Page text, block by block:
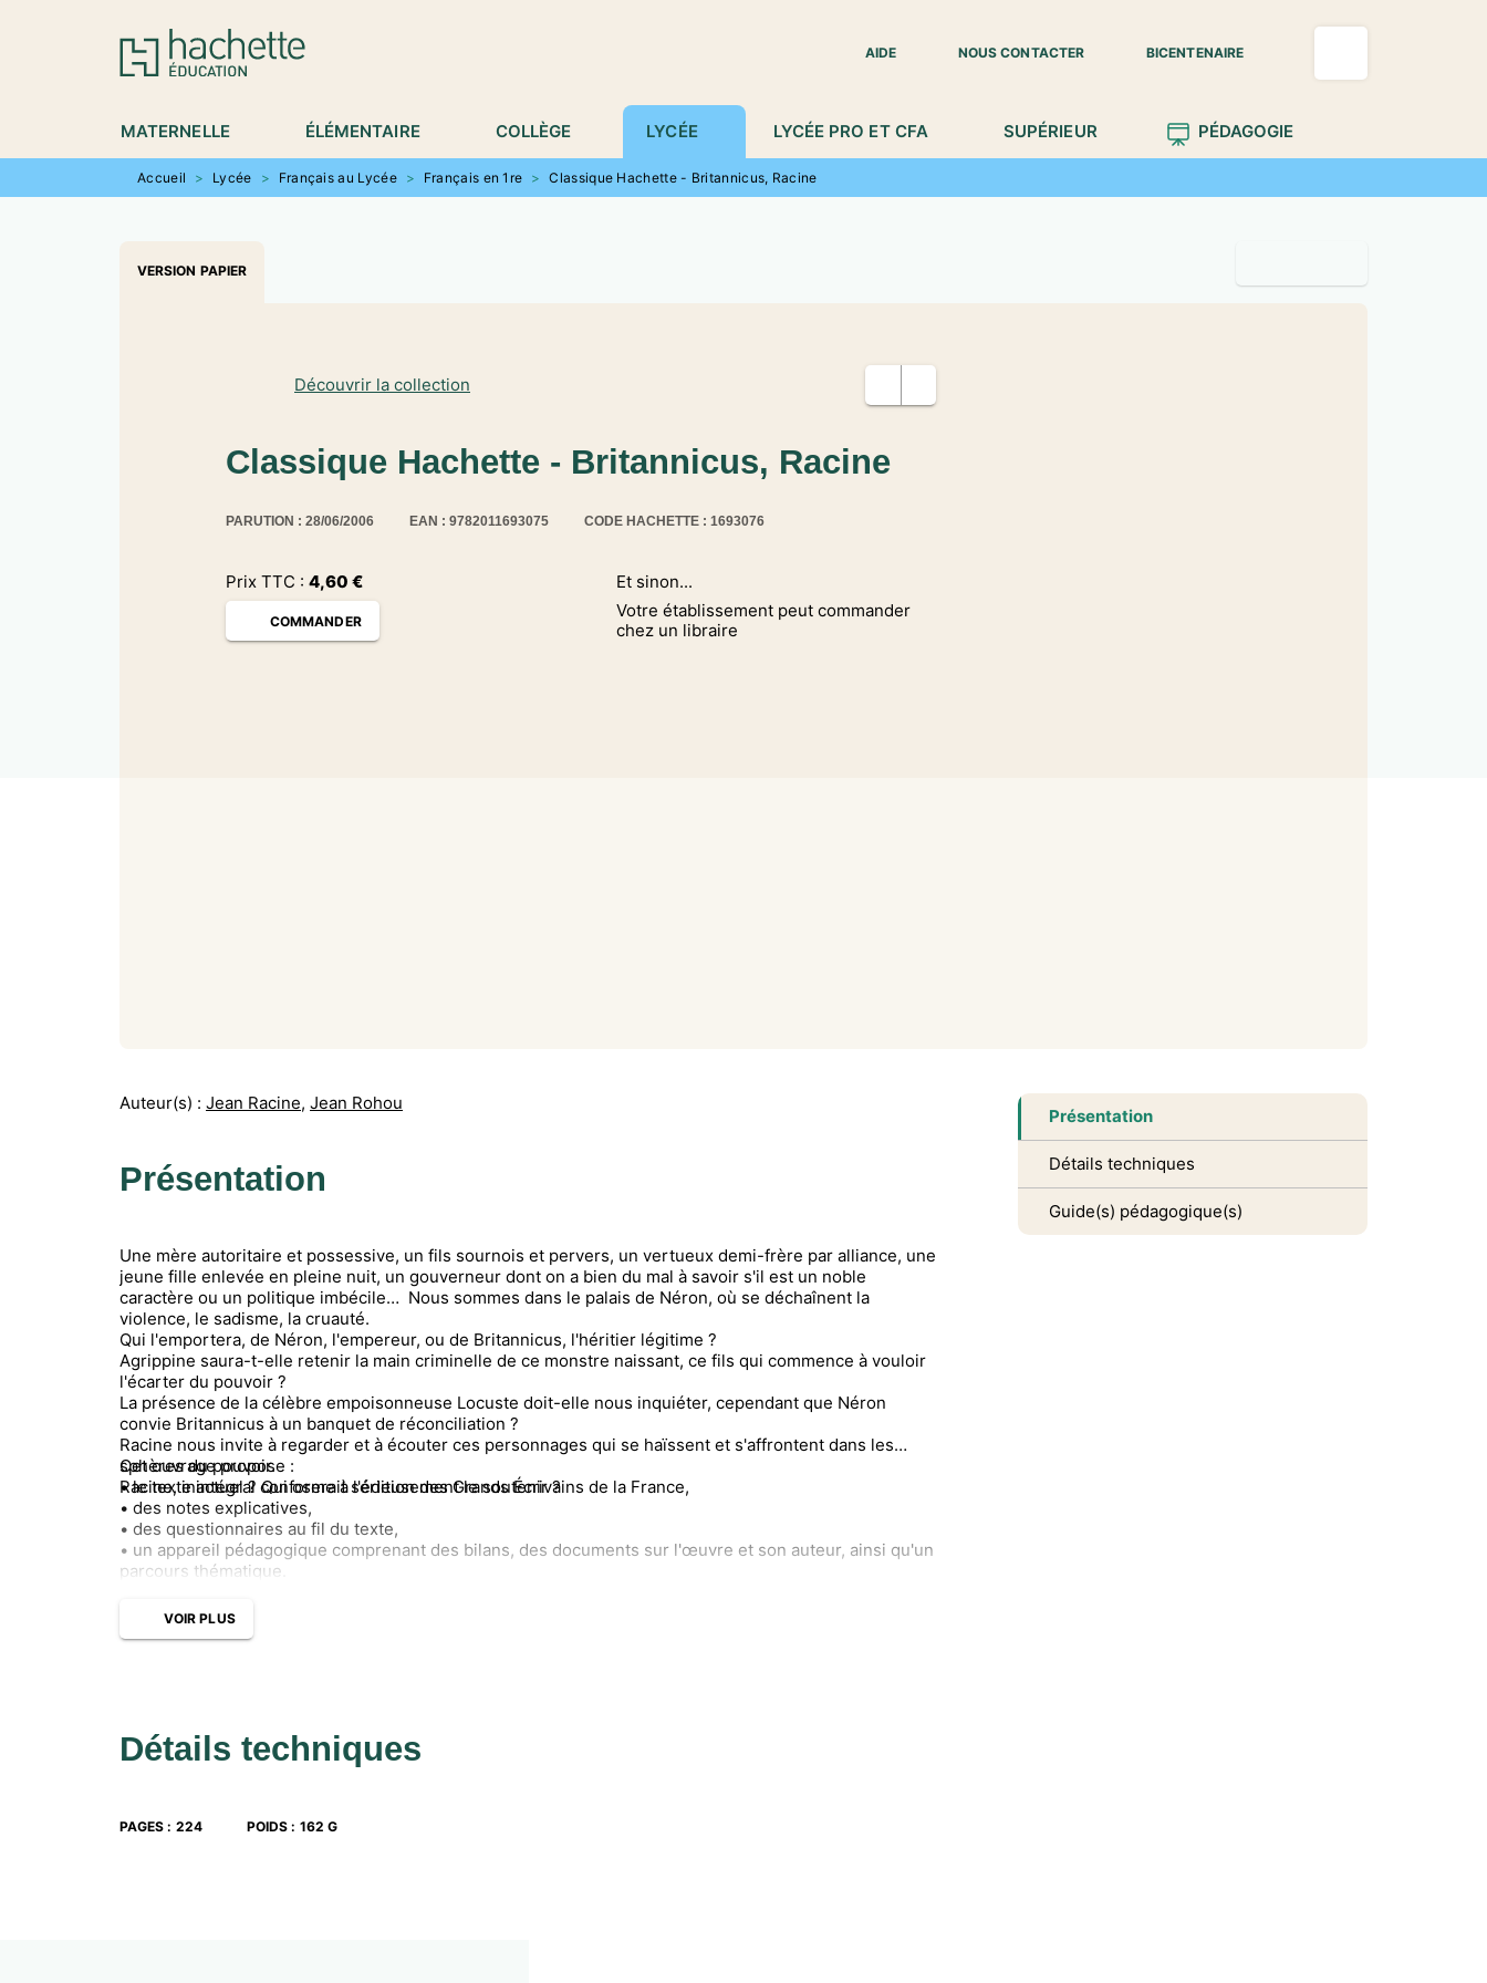
MENU RECHERCHE
AIDE
NOUS CONTACTER BICENTENAIRE
MATERNELLE ÉLÉMENTAIRE COLLÈGE LYCÉE LYCÉE PRO ET CFA SUPÉRIEUR PÉDAGOGIE
Accueil > Lycée > Français au Lycée > Français en 1re > Classique Hachette - Britannicus, Racine
VERSION PAPIER
Découvrir la collection
Classique Hachette - Britannicus, Racine
PARUTION : 28/06/2006 EAN : 9782011693075 CODE HACHETTE : 1693076
Prix TTC : 4,60 €
COMMANDER
Et sinon...
Votre établissement peut commander
chez un libraire
Auteur(s) : Jean Racine, Jean Rohou
Présentation
Une mère autoritaire et possessive, un fils sournois et pervers, un vertueux demi-frère par alliance, une
jeune fille enlevée en pleine nuit, un gouverneur dont on a bien du mal à savoir s'il est un noble
caractère ou un politique imbécile… Nous sommes dans le palais de Néron, où se déchaînent la
violence, le sadisme, la cruauté.
Qui l'emportera, de Néron, l'empereur, ou de Britannicus, l'héritier légitime ?
Agrippine saura-t-elle retenir la main criminelle de ce monstre naissant, ce fils qui commence à vouloir
l'écarter du pouvoir ?
La présence de la célèbre empoisonneuse Locuste doit-elle nous inquiéter, cependant que Néron
convie Britannicus à un banquet de réconciliation ?
Racine nous invite à regarder et à écouter ces personnages qui se haïssent et s'affrontent dans les
sphères du pouvoir.
Racine, inactuel ? Qui oserait sérieusement le soutenir ?
Cet ouvrage propose :
• le texte intégral conforme à l'édition des Grands Écrivains de la France,
• des notes explicatives,
• des questionnaires au fil du texte,
• un appareil pédagogique comprenant des bilans, des documents sur l'œuvre et son auteur, ainsi qu'un
parcours thématique.
VOIR PLUS
Détails techniques
PAGES : 224 POIDS : 162 G
Présentation
Détails techniques
Guide(s) pédagogique(s)